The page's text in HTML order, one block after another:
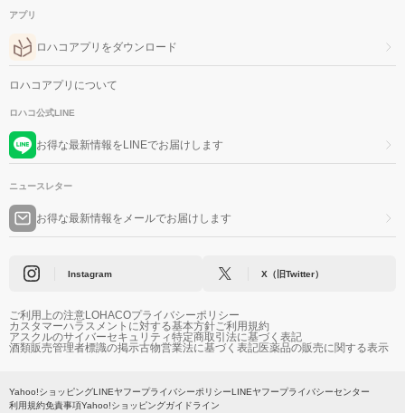
アプリ
ロハコアプリをダウンロード
ロハコアプリについて
ロハコ公式LINE
お得な最新情報をLINEでお届けします
ニュースレター
お得な最新情報をメールでお届けします
Instagram X（旧Twitter）
ご利用上の注意LOHACOプライバシーポリシー
カスタマーハラスメントに対する基本方針ご利用規約
アスクルのサイバーセキュリティ特定商取引法に基づく表記
酒類販売管理者標識の掲示古物営業法に基づく表記医薬品の販売に関する表示
Yahoo!ショッピングLINEヤフープライバシーポリシーLINEヤフープライバシーセンター
利用規約免責事項Yahoo!ショッピングガイドライン